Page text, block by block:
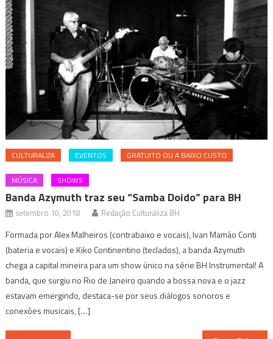
CULTURALIZA EVENTOS GRATUITO OU A BAIXO CUSTO
MÚSICA SHOWS
Banda Azymuth traz seu “Samba Doido” para BH
setembro 10, 2018 Redação Culturaliza BH
Formada por Alex Malheiros (contrabaixo e vocais), Ivan Mamão Conti
(bateria e vocais) e Kiko Continentino (teclados), a banda Azymuth
chega a capital mineira para um show único na série BH Instrumental! A
banda, que surgiu no Rio de Janeiro quando a bossa nova e o jazz
estavam emergindo, destaca-se por seus diálogos sonoros e
conexões musicais, […]